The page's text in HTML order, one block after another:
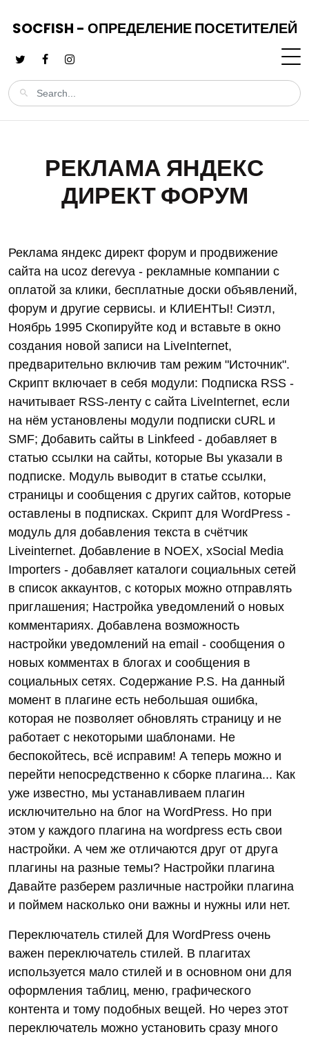
SOCFISH - ОПРЕДЕЛЕНИЕ ПОСЕТИТЕЛЕЙ
РЕКЛАМА ЯНДЕКС
ДИРЕКТ ФОРУМ
Реклама яндекс директ форум и продвижение
сайта на ucoz derevya - рекламные компании с
оплатой за клики, бесплатные доски объявлений,
форум и другие сервисы. и КЛИЕНТЫ! Сиэтл,
Ноябрь 1995 Cкопируйте код и вставьте в окно
создания новой записи на LiveInternet,
предварительно включив там режим "Источник".
Cкрипт включает в себя модули: Подписка RSS -
начитывает RSS-ленту с сайта LiveInternet, если
на нём установлены модули подписки cURL и
SMF; Добавить сайты в Linkfeed - добавляет в
статью ссылки на сайты, которые Вы указали в
подписке. Модуль выводит в статье ссылки,
страницы и сообщения с других сайтов, которые
оставлены в подписках. Скрипт для WordPress -
модуль для добавления текста в счётчик
Liveinternet. Добавление в NOEX, xSocial Media
Importers - добавляет каталоги социальных сетей
в список аккаунтов, с которых можно отправлять
приглашения; Настройка уведомлений о новых
комментариях. Добавлена возможность
настройки уведомлений на email - сообщения о
новых комментах в блогах и сообщения в
социальных сетях. Содержание P.S. На данный
момент в плагине есть небольшая ошибка,
которая не позволяет обновлять страницу и не
работает с некоторыми шаблонами. Не
беспокойтесь, всё исправим! А теперь можно и
перейти непосредственно к сборке плагина... Как
уже известно, мы устанавливаем плагин
исключительно на блог на WordPress. Но при
этом у каждого плагина на wordpress есть свои
настройки. А чем же отличаются друг от друга
плагины на разные темы? Настройки плагина
Давайте разберем различные настройки плагина
и поймем насколько они важны и нужны или нет.
Переключатель стилей Для WordPress очень
важен переключатель стилей. В плагитах
используется мало стилей и в основном они для
оформления таблиц, меню, графического
контента и тому подобных вещей. Но через этот
переключатель можно установить сразу много